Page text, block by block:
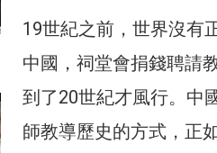
19世紀之前，世界沒有
中國，祠堂會捐錢聘請
到了20世紀才風行。中
師教導歷史的方式，正